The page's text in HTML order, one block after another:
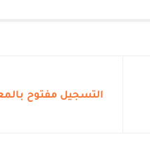
التسجيل مفتوح